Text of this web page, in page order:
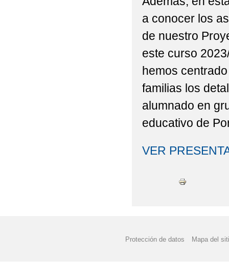
DÍA DE LAS
ELECCIONES AL
ERASMUS +
ERASMUS DAYS 2024
ERASMUS DAYS :
ERASMUS PLUS
EL CEIP SANTÍSIMO
a conocer los
de nuestro
este curso
hemos
familias los
alumnado en
educativo de
VER
Protección de datos Mapa del